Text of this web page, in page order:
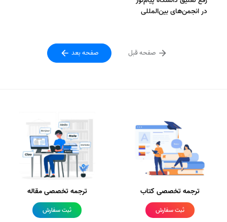
در انجمن‌های بین‌المللی
صفحه قبل صفحه بعد
ترجمه تخصصی کتاب
ثبت سفارش
ترجمه تخصصی مقاله
ثبت سفارش